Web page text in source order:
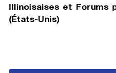
Illinoisaises et Forums
(États-Unis)